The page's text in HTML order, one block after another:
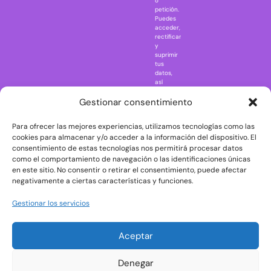
Gestionar consentimiento
Para ofrecer las mejores experiencias, utilizamos tecnologías como las
cookies para almacenar y/o acceder a la información del dispositivo. El
consentimiento de estas tecnologías nos permitirá procesar datos
como el comportamiento de navegación o las identificaciones únicas
en este sitio. No consentir o retirar el consentimiento, puede afectar
negativamente a ciertas características y funciones.
Gestionar los servicios
Aceptar
Denegar
Rick and
The Big Bang
Theory
The Blues
Brothers
The
The Shining
petición.
Puedes
acceder,
rectificar
y
suprimir
tus
datos,
así
ejercer
consultando
la
información
adicional
y
detallada
sobre